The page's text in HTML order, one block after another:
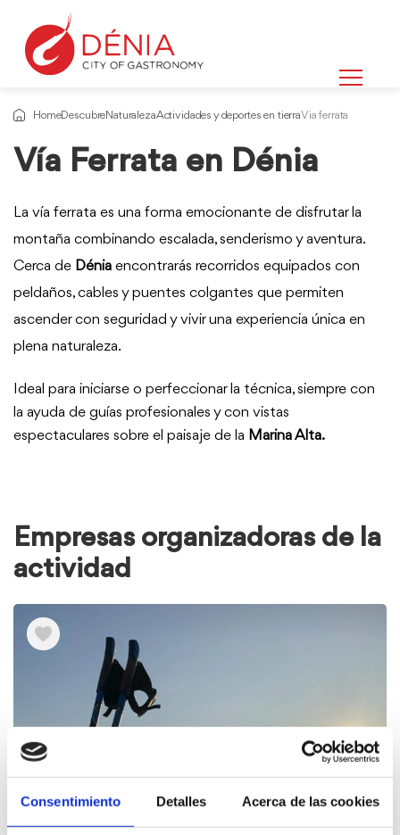
Consentimiento Detalles Acerca de las cookies
HomeDescubreNaturalezaActividades y deportes en tierraVia ferrata
Vía Ferrata en Dénia
La vía ferrata es una forma emocionante de disfrutar la
montaña combinando escalada, senderismo y aventura.
Cerca de Dénia encontrarás recorridos equipados con
peldaños, cables y puentes colgantes que permiten
ascender con seguridad y vivir una experiencia única en
plena naturaleza.
Ideal para iniciarse o perfeccionar la técnica, siempre con
la ayuda de guías profesionales y con vistas
espectaculares sobre el paisaje de la Marina Alta.
Empresas organizadoras de la
actividad